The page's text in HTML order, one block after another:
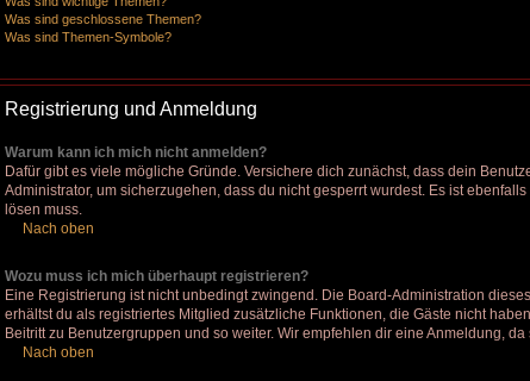
Was sind geschlossene Themen?
Was sind Themen-Symbole?
Registrierung und Anmeldung
Warum kann ich mich nicht anmelden?
Dafür gibt es viele mögliche Gründe. Versichere dich zunächst, dass dein
Administrator, um sicherzugehen, dass du nicht gesperrt wurdest. Es ist
lösen muss.
Nach oben
Wozu muss ich mich überhaupt registrieren?
Eine Registrierung ist nicht unbedingt zwingend. Die Board-Administration
erhältst du als registriertes Mitglied zusätzliche Funktionen, die Gäste nicht
Beitritt zu Benutzergruppen und so weiter. Wir empfehlen dir eine Anmeldung,
Nach oben